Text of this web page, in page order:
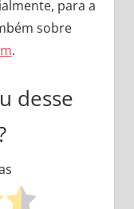
para a
sobre
.
desse